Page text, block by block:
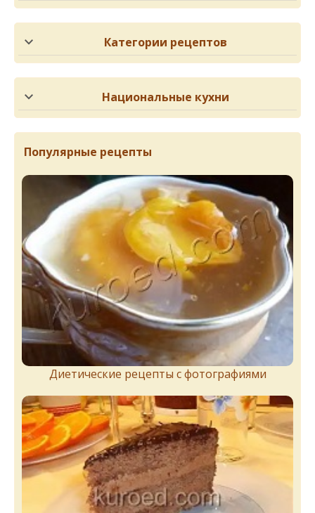
Категории рецептов
Национальные кухни
Популярные рецепты
Диетические рецепты с фотографиями